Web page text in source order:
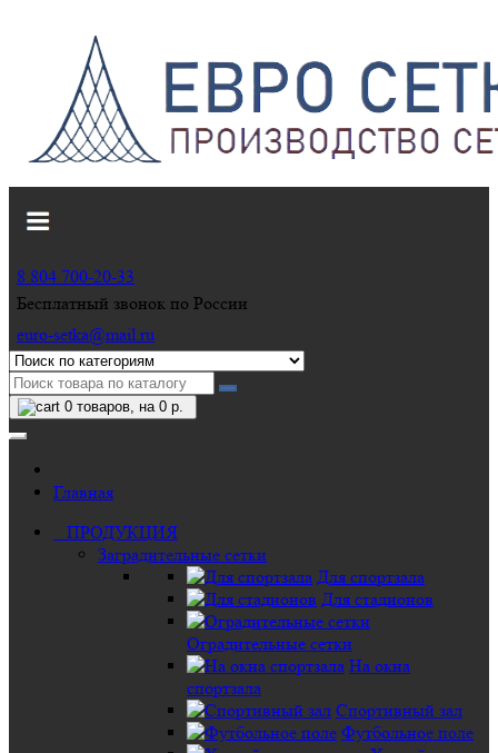
8 804 700-20-33
Бесплатный звонок по России
euro-setka@mail.ru
0 товаров, на 0 р.
Главная
ПРОДУКЦИЯ
Заградительные сетки
Для спортзала
Для стадионов
Оградительные сетки
На окна
спортзала
Спортивный зал
Футбольное поле